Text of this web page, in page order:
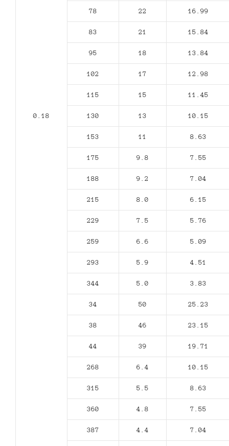
0.18
78 22 16.99
83 21 15.84
95 18 13.84
102 17 12.98
115 15 11.45
130 13 10.15
153 11 8.63
175 9.8 7.55
188 9.2 7.04
215 8.0 6.15
229 7.5 5.76
259 6.6 5.09
293 5.9 4.51
344 5.0 3.83
34 50 25.23
38 46 23.15
44 39 19.71
268 6.4 10.15
315 5.5 8.63
360 4.8 7.55
387 4.4 7.04